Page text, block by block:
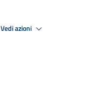
Vedi azioni